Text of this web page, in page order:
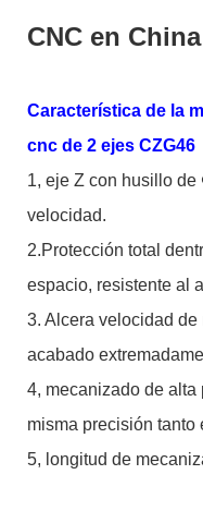
CNC en
Característica de la
cnc de 2 ejes CZG46
1, eje Z con husillo
velocidad.
2.Protección total
espacio, resistente al
3. Alcera velocidad
acabado
4, mecanizado de
misma precisión tanto
5, longitud de